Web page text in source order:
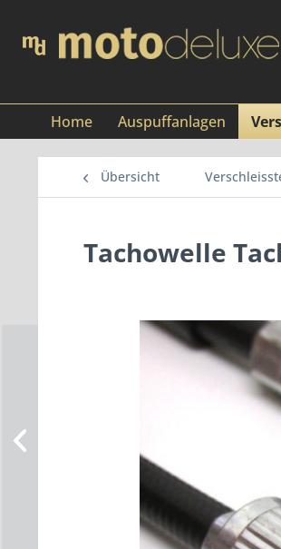
Home Auspuffanlagen
Übersicht
Tachowelle